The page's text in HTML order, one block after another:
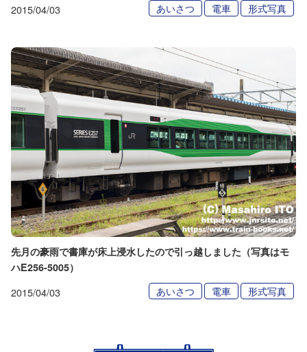
2015/04/03 あいさつ 電車 形式写真
先月の豪雨で書庫が床上浸水したので引っ越しました（写真はモ
ハE256-5005）
2015/04/03 あいさつ 電車 形式写真